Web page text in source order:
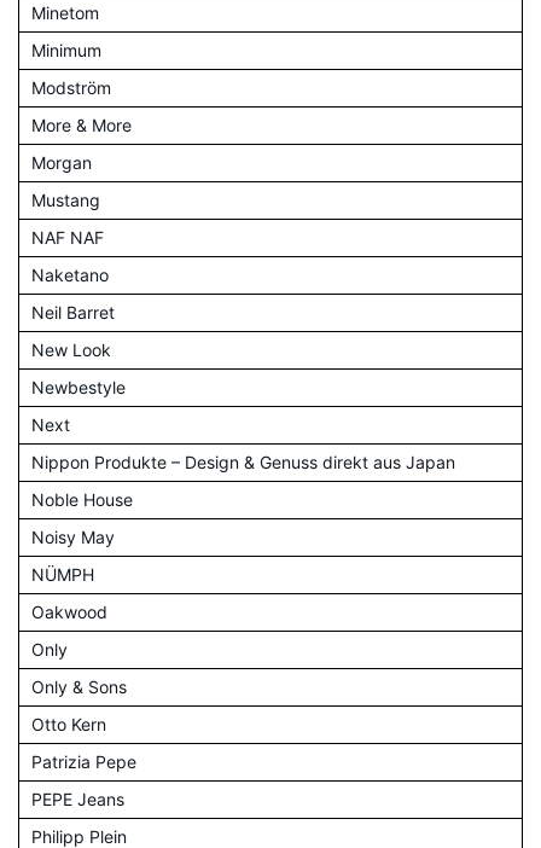
Minetom
Minimum
Modström
More & More
Morgan
Mustang
NAF NAF
Naketano
Neil Barret
New Look
Newbestyle
Next
Nippon Produkte – Design & Genuss direkt aus Japan
Noble House
Noisy May
NÜMPH
Oakwood
Only
Only & Sons
Otto Kern
Patrizia Pepe
PEPE Jeans
Philipp Plein